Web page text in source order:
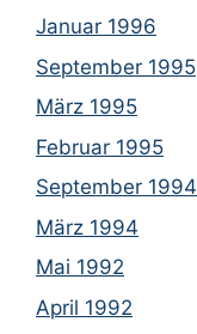
Januar 1996
September 1995
März 1995
Februar 1995
September 1994
März 1994
Mai 1992
April 1992